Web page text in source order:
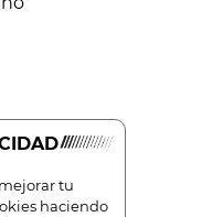
tu
haciendo